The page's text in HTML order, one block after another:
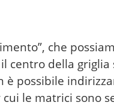
che
centro della griglia
è possibile
le matrici sono